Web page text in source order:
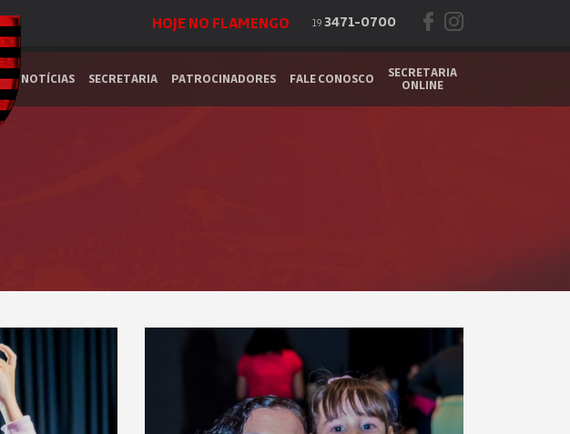
HOJE NO FLAMENGO 19 3471-0700
NOTÍCIAS SECRETARIA PATROCINADORES FALE CONOSCO
SECRETARIA
ONLINE